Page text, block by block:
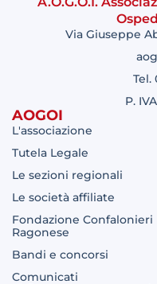
Via Giuseppe
Tel.
P.
AOGOI
L'associazione
Tutela Legale
Le sezioni regionali
Le società affiliate
Fondazione Confalonieri
Ragonese
Bandi e concorsi
Comunicati